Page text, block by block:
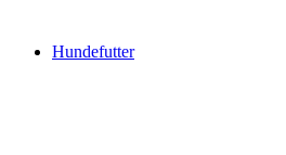
Hundefutter